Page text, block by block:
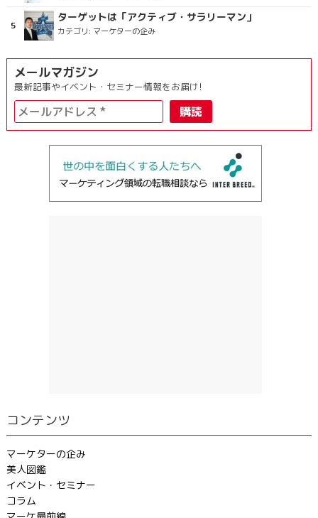
ターゲットは「アクティブ・サラリーマン」
カテゴリ: マーケターの企み
メールマガジン
最新記事やイベント・セミナー情報をお届け!
コンテンツ
マーケターの企み
美人図鑑
イベント・セミナー
コラム